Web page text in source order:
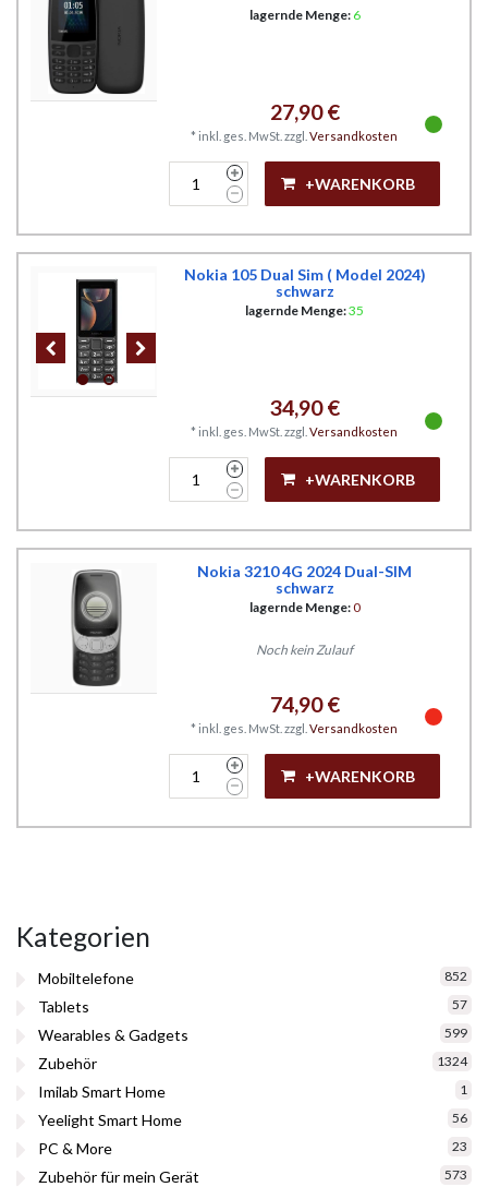
Kategorien
Mobiltelefone 852
Tablets 57
Wearables & Gadgets 599
Zubehör 1324
Imilab Smart Home 1
Yeelight Smart Home 56
PC & More 23
Zubehör für mein Gerät 573
lagernde Menge: 6
27,90 €
* inkl. ges. MwSt. zzgl. Versandkosten
+WARENKORB
Nokia 105 Dual Sim ( Model 2024)
schwarz
lagernde Menge:35
34,90 €
* inkl. ges. MwSt. zzgl. Versandkosten
+WARENKORB
Nokia 3210 4G 2024 Dual-SIM
schwarz
lagernde Menge:0
Noch kein Zulauf
74,90 €
* inkl. ges. MwSt. zzgl. Versandkosten
+WARENKORB